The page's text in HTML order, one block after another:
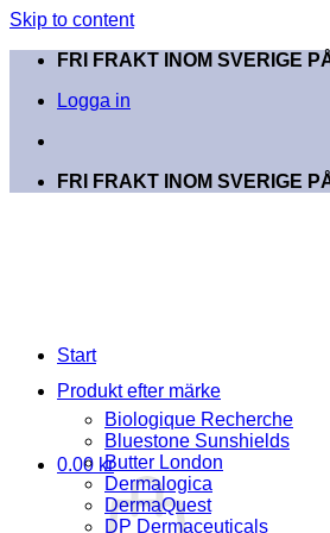
Skip to content
FRI FRAKT INOM SVERIGE
Logga in
FRI FRAKT INOM SVERIGE
0.00 kr
Start
Produkt efter märke
Biologique Recherche
Bluestone Sunshields
Butter London
Dermalogica
DermaQuest
DP Dermaceuticals